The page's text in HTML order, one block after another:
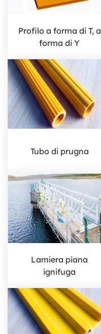
Profilo a forma di T, a
forma di Y
Tubo di prugna
Lamiera piana
ignifuga